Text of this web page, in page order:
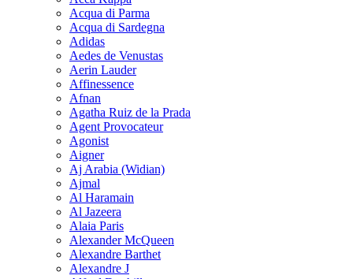
Acqua di Parma
Acqua di Sardegna
Adidas
Aedes de Venustas
Aerin Lauder
Affinessence
Afnan
Agatha Ruiz de la Prada
Agent Provocateur
Agonist
Aigner
Aj Arabia (Widian)
Ajmal
Al Haramain
Al Jazeera
Alaia Paris
Alexander McQueen
Alexandre Barthet
Alexandre J